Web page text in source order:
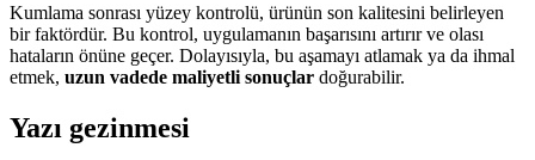
Kumlama sonrası yüzey kontrolü, ürünün son kalitesini belirleyen
bir faktördür. Bu kontrol, uygulamanın başarısını artırır ve olası
hataların önüne geçer. Dolayısıyla, bu aşamayı atlamak ya da ihmal
etmek, uzun vadede maliyetli sonuçlar doğurabilir.
Yazı gezinmesi